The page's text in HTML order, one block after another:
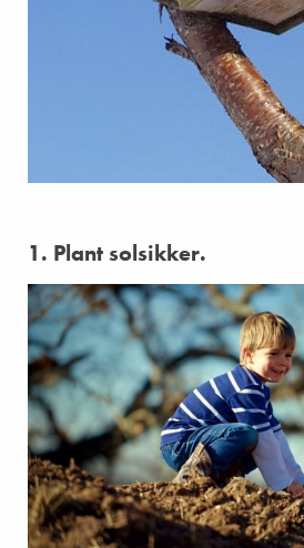
1. Plant solsikker.